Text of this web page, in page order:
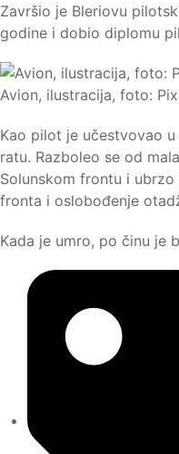
Završio je Bleriovu
godine i dobio diplomu
Avion, ilustracija, foto:
Kao pilot je učestvovao
ratu. Razboleo se od
Solunskom frontu i
fronta i oslobođenje
Kada je umro, po činu je